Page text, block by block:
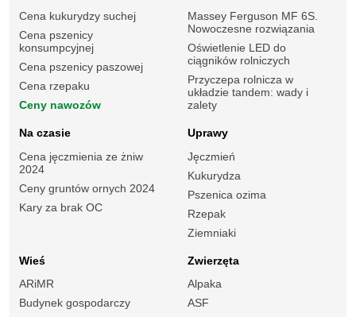
Cena kukurydzy suchej
Cena pszenicy
konsumpcyjnej
Cena pszenicy paszowej
Cena rzepaku
Ceny nawozów
Massey Ferguson MF 6S.
Nowoczesne rozwiązania
Oświetlenie LED do
ciągników rolniczych
Przyczepa rolnicza w
układzie tandem: wady i
zalety
Na czasie
Cena jęczmienia ze żniw
2024
Ceny gruntów ornych 2024
Kary za brak OC
Uprawy
Jęczmień
Kukurydza
Pszenica ozima
Rzepak
Ziemniaki
Wieś
ARiMR
Budynek gospodarczy
Zwierzęta
Alpaka
ASF